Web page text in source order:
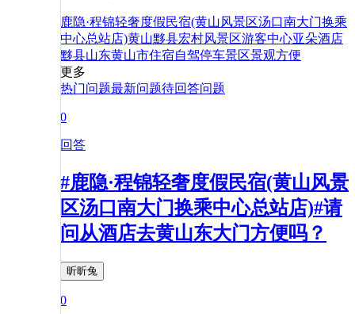
鹿隐·程锦轻奢度假民宿(黄山风景区汤口南大门换乘
中心总站店)黄山黟县宏村风景区游客中心亚朵酒店
黟县山东黄山市住宿自驾停车景区景观方便
更多
热门问题最新问题待回答问题
0
回答
#鹿隐·程锦轻奢度假民宿(黄山风景
区汤口南大门换乘中心总站店)#请
问从酒店去黄山东大门方便吗？
昕昕兔
0